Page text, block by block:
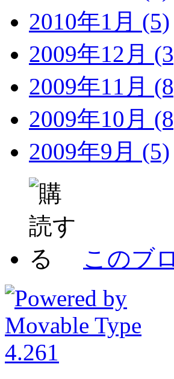
2010年1月 (5)
2009年12月
2009年11月
2009年10月
2009年9月 (5)
このブ